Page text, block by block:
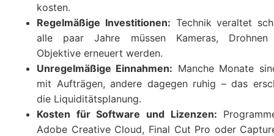
kosten.
Regelmäßige Investitionen: Technik veraltet
alle paar Jahre müssen Kameras,
Objektive erneuert werden.
Unregelmäßige Einnahmen: Manche Monate
mit Aufträgen, andere dagegen ruhig – das
die Liquiditätsplanung.
Kosten für Software und Lizenzen:
Adobe Creative Cloud, Final Cut Pro oder